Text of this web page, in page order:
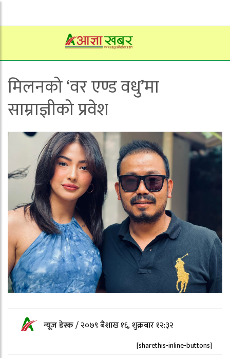
मिलनको ‘वर एण्ड वधु’मा
साम्राज्ञीको प्रवेश
न्यूज डेस्क/२०७९ बैशाख १६, शुक्रबार १२:३२
[sharethis-inline-buttons]